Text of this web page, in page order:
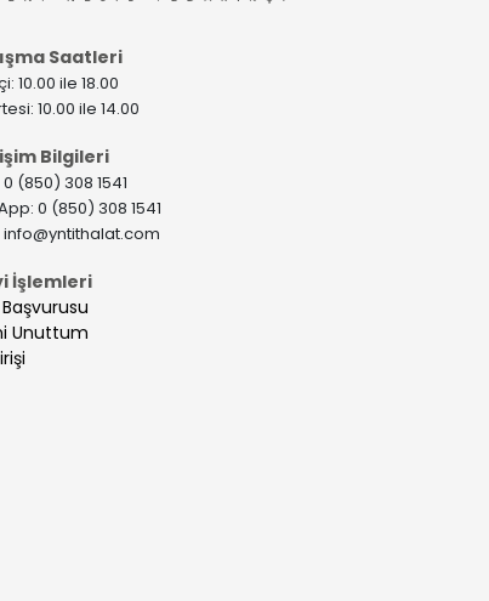
Saatleri
10.00 ile 18.00
10.00 ile 14.00
Bilgileri
(850) 308 1541
0 (850) 308 1541
info@yntithalat.com
İşlemleri
Unuttum